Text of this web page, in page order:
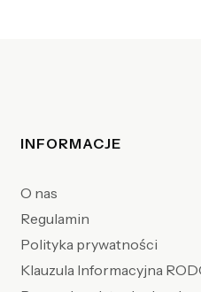
Linki w stopce
INFORMACJE
O nas
Regulamin
Polityka prywatności
Klauzula Informacyjna